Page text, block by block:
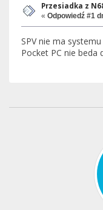
Przesiadka z
« Odpowiedź #1
SPV nie ma
Pocket PC nie beda